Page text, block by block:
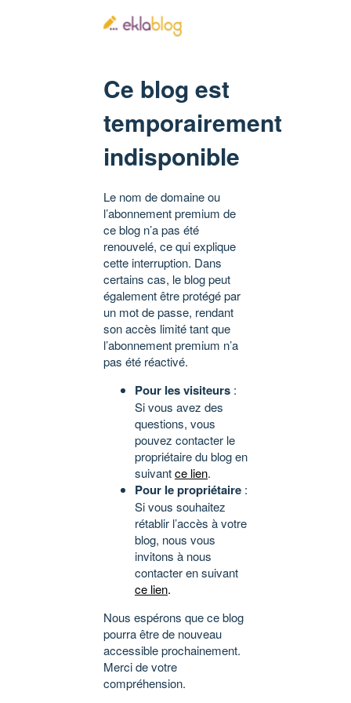
Ce blog est
temporairement
indisponible
Le nom de domaine ou
l’abonnement premium de
ce blog n’a pas été
renouvelé, ce qui explique
cette interruption. Dans
certains cas, le blog peut
également être protégé par
un mot de passe, rendant
son accès limité tant que
l’abonnement premium n’a
pas été réactivé.
Pour les visiteurs :
Si vous avez des
questions, vous
pouvez contacter le
propriétaire du blog en
suivantce lien.
Pour le propriétaire :
Si vous souhaitez
rétablir l’accès à votre
blog, nous vous
invitons à nous
contacter en suivant
ce lien.
Nous espérons que ce blog
pourra être de nouveau
accessible prochainement.
Merci de votre
compréhension.